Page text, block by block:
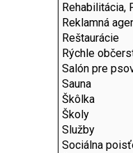
Rehabilitácia,
Reklamná
Reštaurácie
Rýchle
Salón pre
Sauna
Škôlka
Školy
Služby
Sociálna